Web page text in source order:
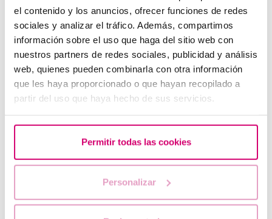
el contenido y los anuncios, ofrecer funciones de redes
sociales y analizar el tráfico. Además, compartimos
información sobre el uso que haga del sitio web con
nuestros partners de redes sociales, publicidad y análisis
web, quienes pueden combinarla con otra información
que les haya proporcionado o que hayan recopilado a
partir del uso que haya hecho de sus servicios.
Permitir todas las cookies
Personalizar
És fàcil quedar-se embarassada després d'un
avortament?